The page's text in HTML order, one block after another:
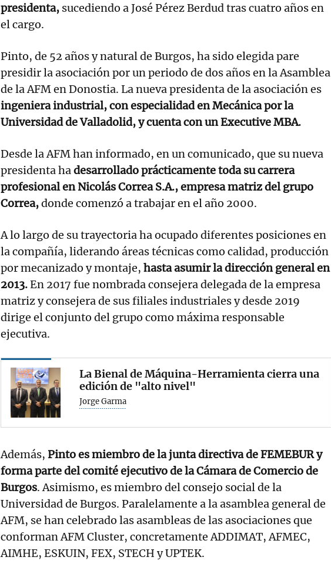
presidenta, sucediendo a José Pérez Berdud tras cuatro años en
el cargo.
Pinto, de 52 años y natural de Burgos, ha sido elegida pare
presidir la asociación por un periodo de dos años en la Asamblea
de la AFM en Donostia. La nueva presidenta de la asociación es
ingeniera industrial, con especialidad en Mecánica por la
Universidad de Valladolid, y cuenta con un Executive MBA.
Desde la AFM han informado, en un comunicado, que su nueva
presidenta hadesarrollado prácticamente toda su carrera
profesional en Nicolás Correa S.A., empresa matriz del grupo
Correa,donde comenzó a trabajar en el año 2000.
A lo largo de su trayectoria ha ocupado diferentes posiciones en
la compañía, liderando áreas técnicas como calidad, producción
por mecanizado y montaje, hasta asumir la dirección general en
2013.En 2017 fue nombrada consejera delegada de la empresa
matriz y consejera de sus filiales industriales y desde 2019
dirige el conjunto del grupo como máxima responsable
ejecutiva.
La Bienal de Máquina-Herramienta cierra una
edición de "alto nivel"
Jorge Garma
Además, Pinto es miembro de la junta directiva de FEMEBUR y
forma parte del comité ejecutivo de la Cámara de Comercio de
Burgos. Asimismo, es miembro del consejo social de la
Universidad de Burgos. Paralelamente a la asamblea general de
AFM, se han celebrado las asambleas de las asociaciones que
conforman AFM Cluster, concretamente ADDIMAT, AFMEC,
AIMHE, ESKUIN, FEX, STECH y UPTEK.